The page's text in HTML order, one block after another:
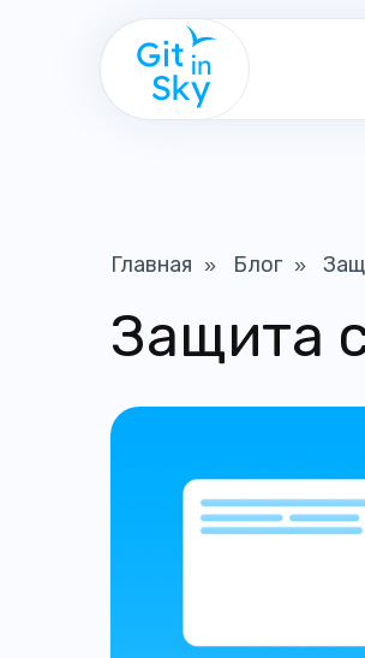
Главная » Блог »
Защита